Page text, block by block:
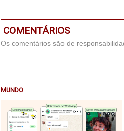
COMENTÁRIOS
Os comentários são de
MUNDO